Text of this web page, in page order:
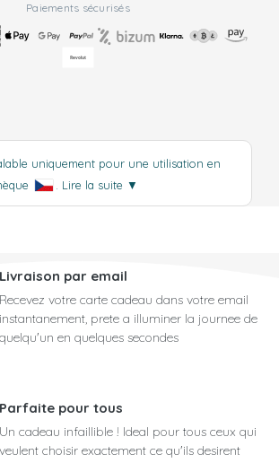
Paiements sécurisés
uniquement pour une utilisation en
Lire la suite ▼
Livraison par email
Recevez votre carte cadeau dans votre email
instantanement, prete a illuminer la journee de
quelqu'un en quelques secondes
Parfaite pour tous
Un cadeau infaillible ! Ideal pour tous ceux qui
veulent choisir exactement ce qu'ils desirent